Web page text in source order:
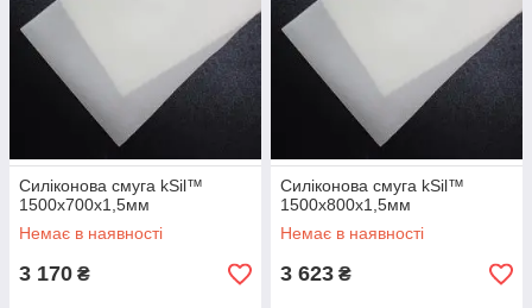
Силіконова смуга kSil™
1500х700х1,5мм
Немає в наявності
3 170 ₴
Силіконова смуга kSil™
1500х800х1,5мм
Немає в наявності
3 623 ₴